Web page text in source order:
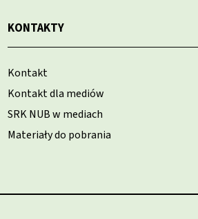
KONTAKTY
Kontakt
Kontakt dla mediów
SRK NUB w mediach
Materiały do pobrania